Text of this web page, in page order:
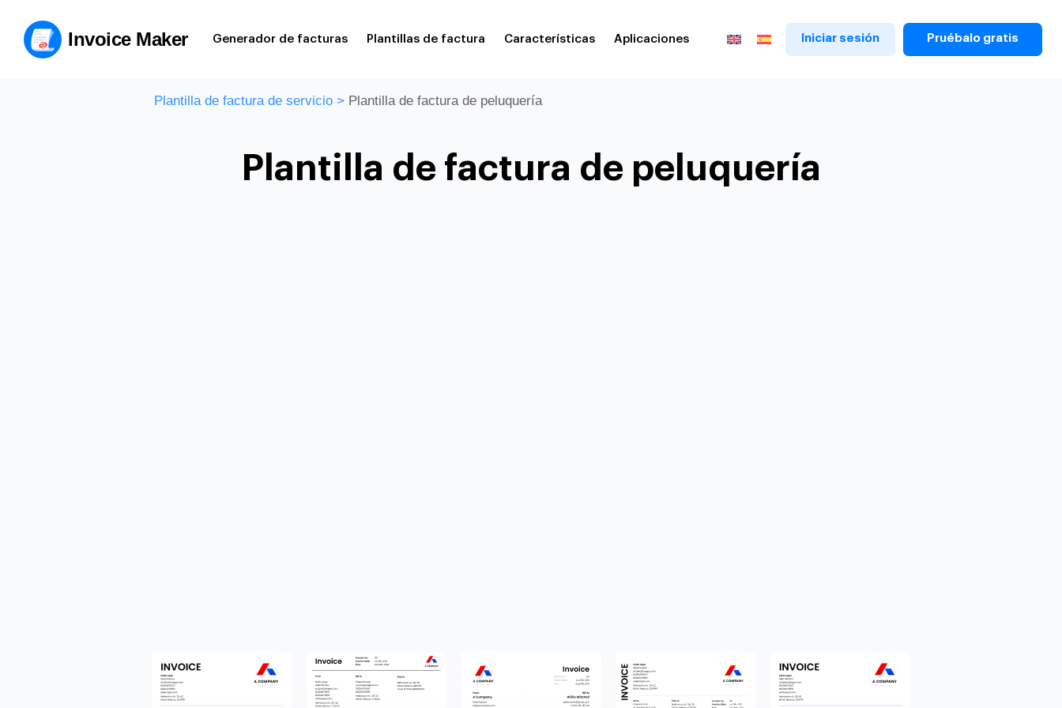
Invoice Maker Generador de facturas Plantillas de factura Características Aplicaciones Iniciar sesión Pruébalo gratis
Plantilla de factura de servicio> Plantilla de factura de peluquería
Plantilla de factura de peluquería